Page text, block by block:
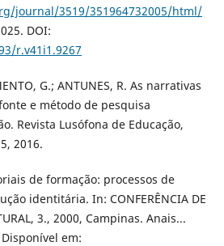
journal/3519/351964732005/html/
DOI:
r.v41i1.9267
G.; ANTUNES, R. As narrativas
e método de pesquisa
Revista Lusófona de Educação,
2016.
de formação: processos de
identitária. In: CONFERÊNCIA DE
3., 2000, Campinas. Anais...
em: